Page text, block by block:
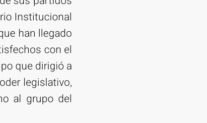
Institucional
han llegado
con el
que dirigió a
legislativo,
al grupo del